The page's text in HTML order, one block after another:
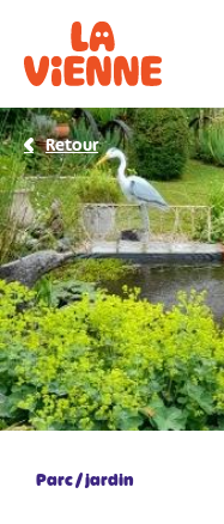
Parc / jardin
Retour